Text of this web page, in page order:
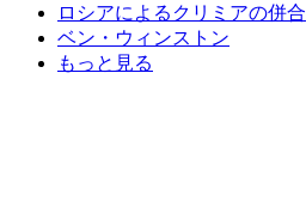
ロシアによるクリミアの併合
ベン・ウィンストン
もっと見る